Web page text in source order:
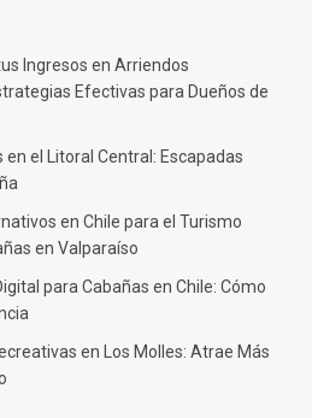
Ingresos en Arriendos
Efectivas para Dueños de
en el Litoral Central: Escapadas
en Chile para el Turismo
en Valparaíso
para Cabañas en Chile: Cómo
en Los Molles: Atrae Más